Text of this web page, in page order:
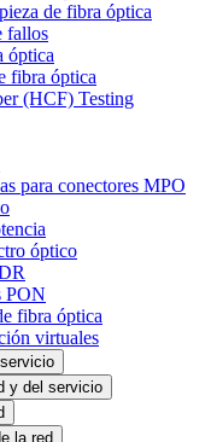
de fibra óptica
fallos
óptica
fibra óptica
(HCF) Testing
para conectores MPO
óptico
PON
fibra óptica
virtuales
y del servicio
la red